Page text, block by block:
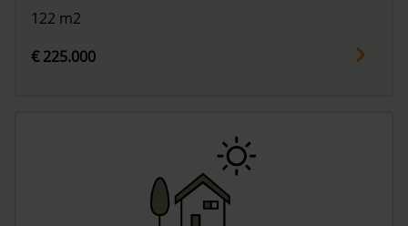
122 m2
€ 225.000